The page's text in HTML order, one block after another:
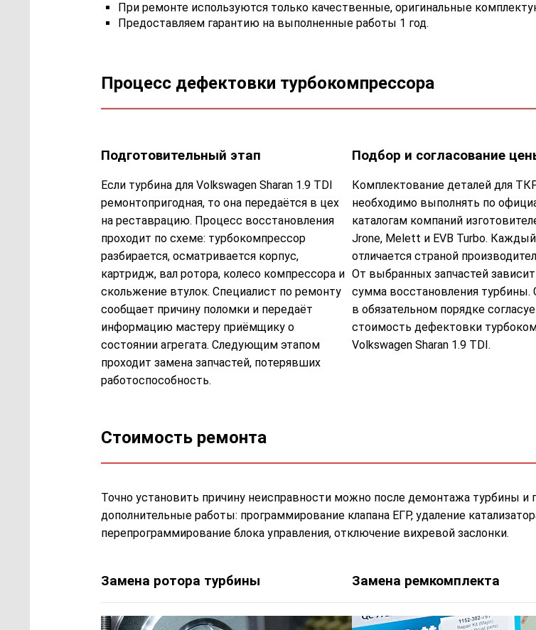
При ремонте используются только качественные, оригинальные
Предоставляем гарантию на выполненные работы 1 год.
Процесс дефектовки турбокомпрессора
Подготовительный этап
Если турбина для Volkswagen Sharan 1.9 TDI
ремонтопригодная, то она передаётся в цех
на реставрацию. Процесс восстановления
проходит по схеме: турбокомпрессор
разбирается, осматривается корпус,
картридж, вал ротора, колесо компрессора и
скольжение втулок. Специалист по ремонту
сообщает причину поломки и передаёт
информацию мастеру приёмщику о
состоянии агрегата. Следующим этапом
проходит замена запчастей, потерявших
работоспособность.
Подбор и согласование
Комплектование деталей для
необходимо выполнять по
каталогам компаний
Jrone, Melett и EVB Turbo.
отличается страной
От выбранных запчастей
сумма восстановления турбины.
в обязательном порядке
стоимость дефектовки
Volkswagen Sharan 1.9 TDI.
Стоимость ремонта
Точно установить причину неисправности можно после демонтажа турбины
дополнительные работы: программирование клапана ЕГР, удаление
перепрограммирование блока управления, отключение вихревой заслонки.
Замена ротора турбины Замена ремкомплекта